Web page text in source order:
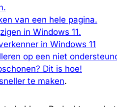
van een hele pagina.
in Windows 11.
in Windows 11
op een niet
Dit is hoe!
te maken.